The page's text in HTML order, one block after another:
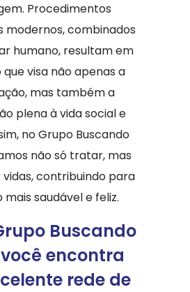
Procedimentos
modernos, combinados
humano, resultam em
que visa não apenas a
mas também a
plena à vida social e
no Grupo Buscando
não só tratar, mas
contribuindo para
saudável e feliz.
Buscando
encontra
rede de